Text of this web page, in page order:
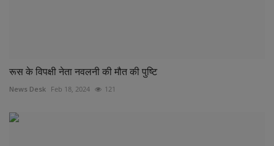
रूस के विपक्षी नेता नवलनी की मौत की पुष्टि
News Desk Feb 18, 2024 121